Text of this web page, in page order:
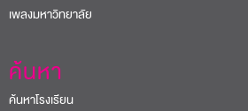
เพลงมหาวิทยาลัย
ค้นหา
ค้นหาโรงเรียน